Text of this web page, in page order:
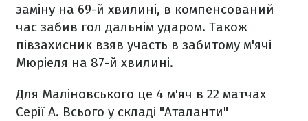
заміну на 69-й хвилині, в компенсований
час забив гол дальнім ударом. Також
півзахисник взяв участь в забитому м'ячі
Мюріеля на 87-й хвилині.
Для Маліновського це 4 м'яч в 22 матчах
Серії А. Всього у складі "Аталанти"